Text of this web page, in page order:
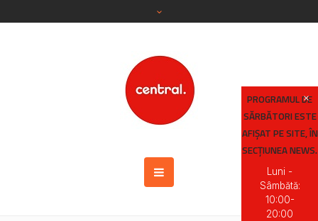
PROGRAMUL DE
SĂRBĂTORI ESTE
AFIȘAT PE SITE, ÎN
SECȚIUNEA NEWS.
Luni -
Sâmbătă:
10:00-
20:00